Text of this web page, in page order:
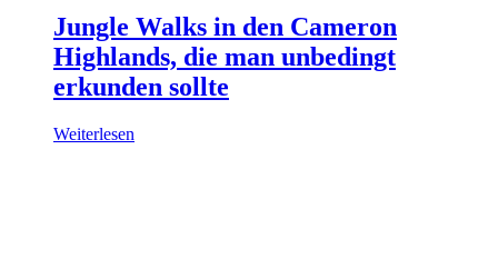
Jungle Walks in den Cameron
Highlands, die man unbedingt
erkunden sollte
Weiterlesen